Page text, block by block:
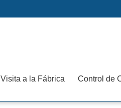
Visita a la Fábrica Control de